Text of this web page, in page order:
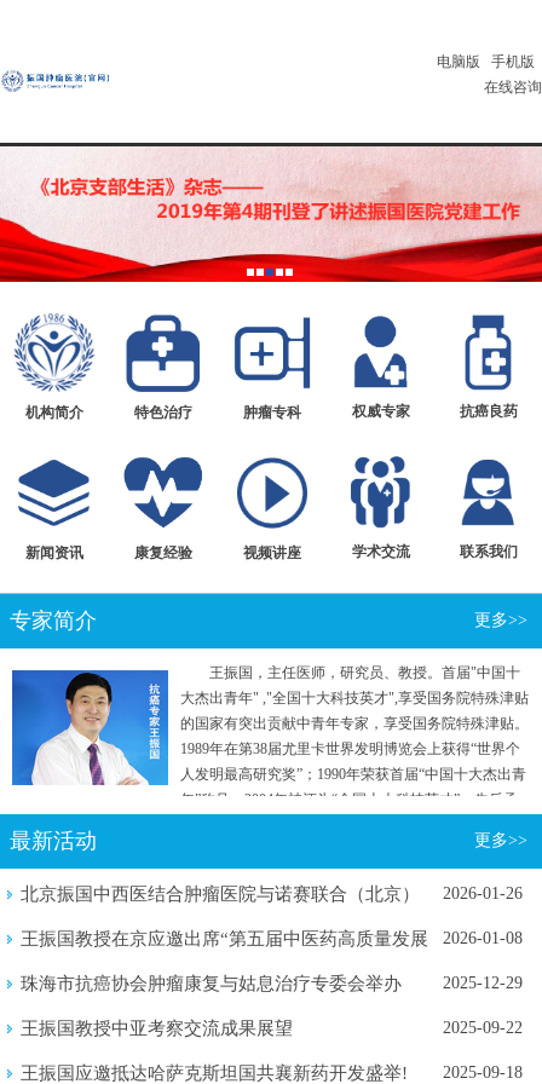
电脑版
手机版
在线咨询
机构简介 特色治疗 肿瘤专科 权威专家 抗癌良药
新闻资讯 康复经验 视频讲座 学术交流 联系我们
专家简介 更多>>
王振国，主任医师，研究员、教授。首届"中国十
大杰出青年" ,"全国十大科技英才",享受国务院特殊津贴
的国家有突出贡献中青年专家，享受国务院特殊津贴。
1989年在第38届尤里卡世界发明博览会上获得“世界个
人发明最高研究奖”；1990年荣获首届“中国十大杰出青
年”称号；2004年被评为“全国十大科技英才”。先后承
项目。曾参加国家行政学院两院院士和专家理论研究
最新活动 更多>>
北京振国中西医结合肿瘤医院与诺赛联合（北京）
2026-01-26
王振国教授在京应邀出席“第五届中医药高质量发展
2026-01-08
珠海市抗癌协会肿瘤康复与姑息治疗专委会举办
2025-12-29
王振国教授中亚考察交流成果展望 2025-09-22
王振国应邀抵达哈萨克斯坦国共襄新药开发盛举! 2025-09-18